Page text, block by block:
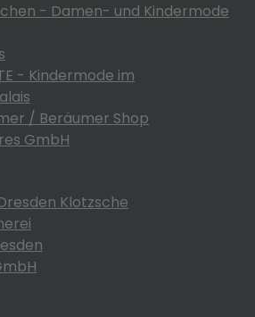
- Damen- und Kindermode
- Kindermode im
/ Beräumer Shop
GmbH
Klotzsche